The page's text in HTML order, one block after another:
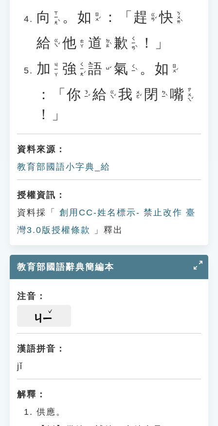
向 ㄒㄧㄤˋ 。 如 ㄖㄨˊ ：「 趕 ㄍㄢˇ 快 ㄎㄨㄞˋ
給 ㄍㄟˇ 他 ㄊㄚ 道 ㄉㄠˋ 歉 ㄑㄧㄢˋ
！」
加 ㄐㄧㄚ 強 ㄑㄧㄤˊ 語 ㄩˇ 氣 ㄑㄧˋ 。 如 ㄖㄨˊ
：「 你 ㄋㄧˇ 給 ㄍㄟˇ 我 ㄨㄛˇ 閉 ㄅㄧˋ 嘴 ㄗㄨㄟˇ
！」
資料來源：
教育部國語小字典_給
授權資訊：
資料採「
創用CC-姓名標示- 禁止改作 臺
灣3.0版授權條款
」釋出
教育部國語辭典簡編本
注音：
ㄐㄧ
漢語拼音：
jǐ
解釋：
供應。